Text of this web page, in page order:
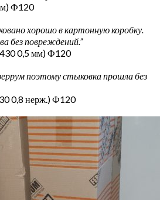
Ф120
хорошо в картонную коробку.
без повреждений.”
0,5 мм) Ф120
поэтому стыковка прошла без
0,8 нерж.) Ф120